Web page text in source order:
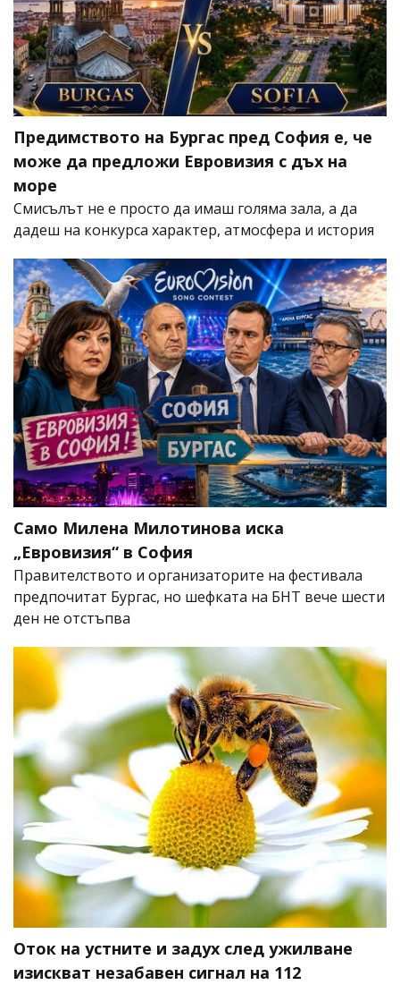
Предимството на Бургас пред София е, че
може да предложи Евровизия с дъх на
море
Смисълът не е просто да имаш голяма зала, а да
дадеш на конкурса характер, атмосфера и история
Само Милена Милотинова иска
„Евровизия“ в София
Правителството и организаторите на фестивала
предпочитат Бургас, но шефката на БНТ вече шести
ден не отстъпва
Оток на устните и задух след ужилване
изискват незабавен сигнал на 112